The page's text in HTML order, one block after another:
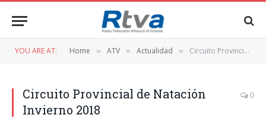
YOU ARE AT: Home » ATV » Actualidad » Circuito Provincial de Natación Invierno 2018
Circuito Provincial de Natación
Invierno 2018
0